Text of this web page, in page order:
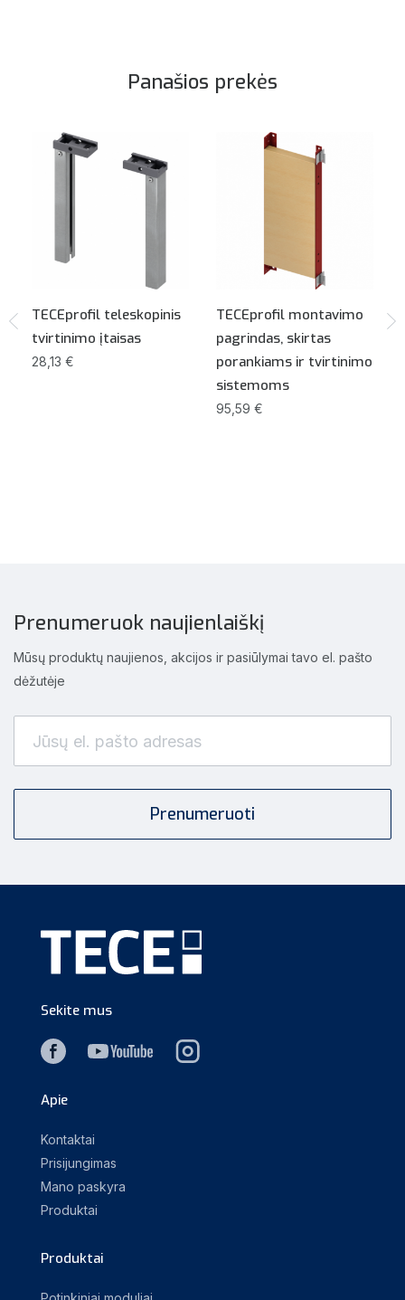
Panašios prekės
TECEprofil teleskopinis
tvirtinimo įtaisas
28,13 €
TECEprofil montavimo
pagrindas, skirtas
porankiams ir tvirtinimo
sistemoms
95,59 €
Prenumeruok naujienlaiškį
Mūsų produktų naujienos, akcijos ir pasiūlymai tavo el. pašto
dėžutėje
Sekite mus
Apie
Kontaktai
Prisijungimas
Mano paskyra
Produktai
Produktai